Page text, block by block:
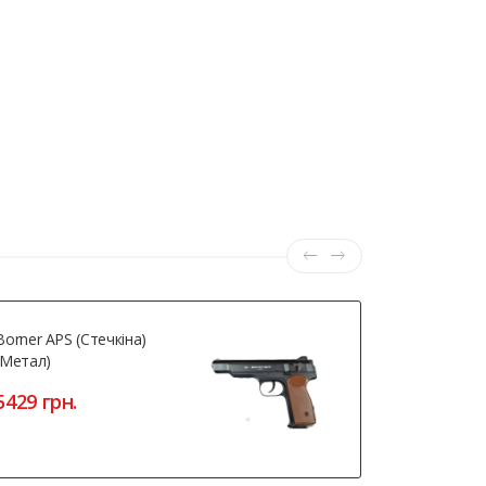
APS (Стечкіна)
грн.